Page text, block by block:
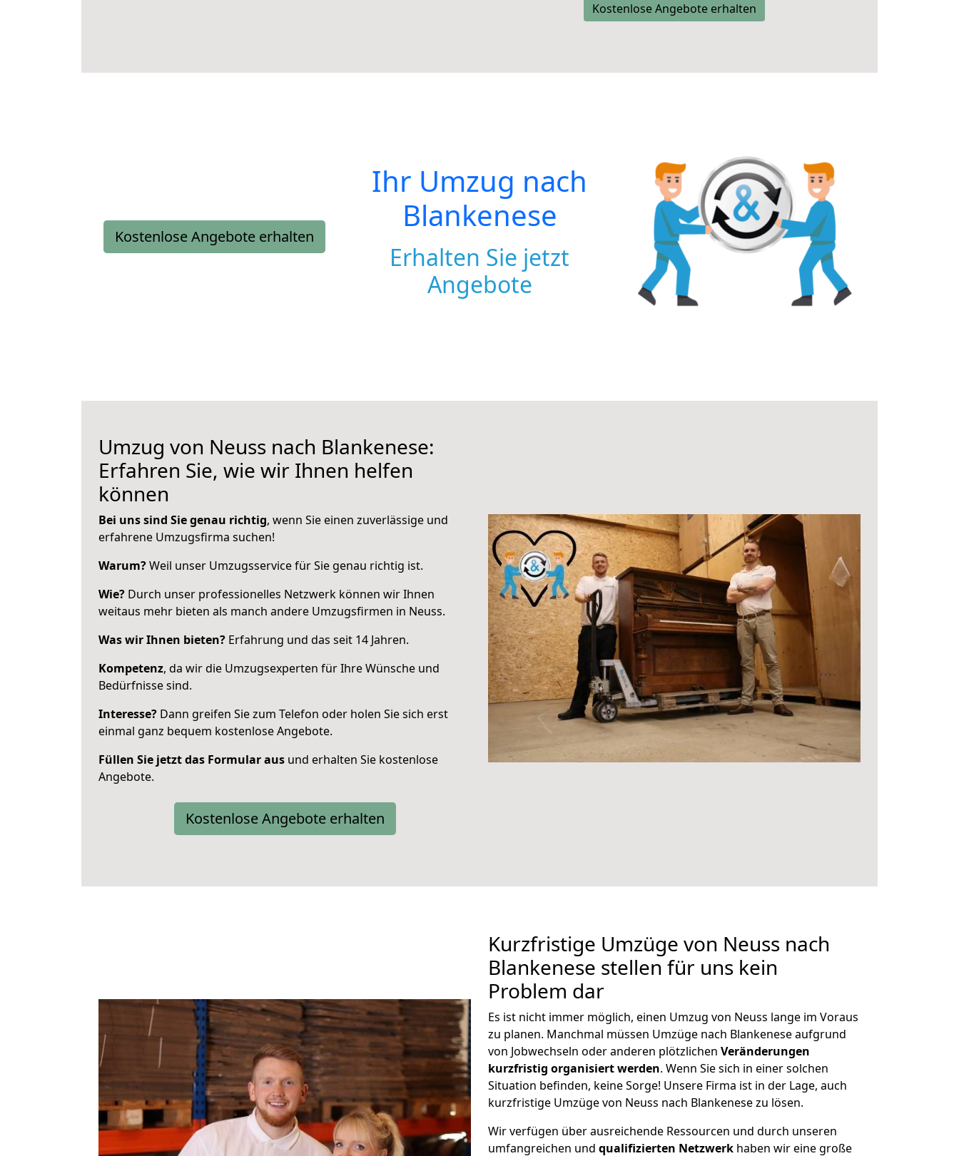
Kostenlose Angebote erhalten
Kostenlose Angebote erhalten
Ihr Umzug nach
Blankenese
Erhalten Sie jetzt
Angebote
Umzug von Neuss nach Blankenese:
Erfahren Sie, wie wir Ihnen helfen
können
Bei uns sind Sie genau richtig, wenn Sie einen zuverlässige und
erfahrene Umzugsfirma suchen!
Warum?Weil unser Umzugsservice für Sie genau richtig ist.
Wie? Durch unser professionelles Netzwerk können wir Ihnen
weitaus mehr bieten als manch andere Umzugsfirmen in Neuss.
Was wir Ihnen bieten? Erfahrung und das seit 14 Jahren.
Kompetenz, da wir die Umzugsexperten für Ihre Wünsche und
Bedürfnisse sind.
Interesse? Dann greifen Sie zum Telefon oder holen Sie sich erst
einmal ganz bequem kostenlose Angebote.
Füllen Sie jetzt das Formular aus und erhalten Sie kostenlose
Angebote.
Kostenlose Angebote erhalten
Kurzfristige Umzüge von Neuss nach
Blankenese stellen für uns kein
Problem dar
Es ist nicht immer möglich, einen Umzug von Neuss lange im Voraus
zu planen. Manchmal müssen Umzüge nach Blankenese aufgrund
von Jobwechseln oder anderen plötzlichen Veränderungen
kurzfristig organisiert werden. Wenn Sie sich in einer solchen
Situation befinden, keine Sorge! Unsere Firma ist in der Lage, auch
kurzfristige Umzüge von Neuss nach Blankenese zu lösen.
Wir verfügen über ausreichende Ressourcen und durch unseren
umfangreichen und qualifizierten Netzwerk haben wir eine große